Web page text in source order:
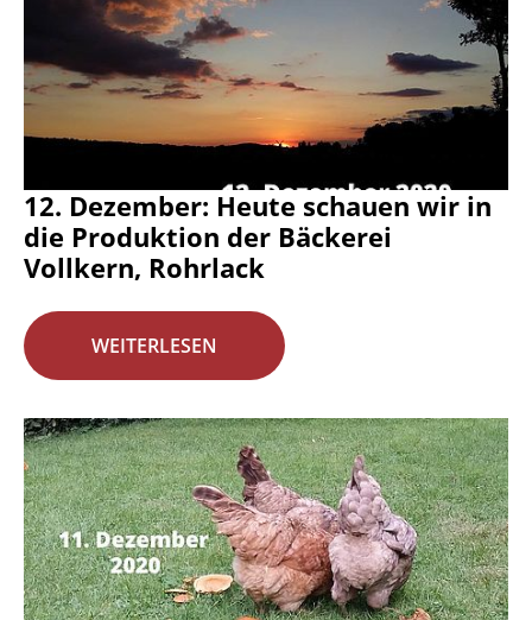
12. Dezember: Heute schauen wir in
die Produktion der Bäckerei
Vollkern, Rohrlack
WEITERLESEN